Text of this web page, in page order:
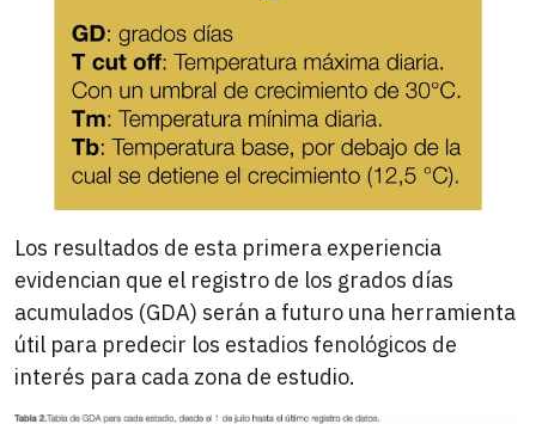
Los resultados de esta primera experiencia
evidencian que el registro de los grados días
acumulados (GDA) serán a futuro una herramienta
útil para predecir los estadios fenológicos de
interés para cada zona de estudio.